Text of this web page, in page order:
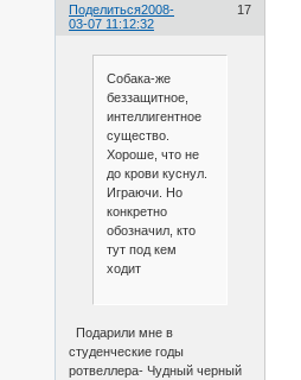
Поделиться 17
2008-
03-07 11:12:32
Собака-же
беззащитное,
интеллигентное
существо.
Хороше, что не
до крови куснул.
Играючи. Но
конкретно
обозначил, кто
тут под кем
ходит
Подарили мне в
студенческие годы
ротвеллера- Чудный черный